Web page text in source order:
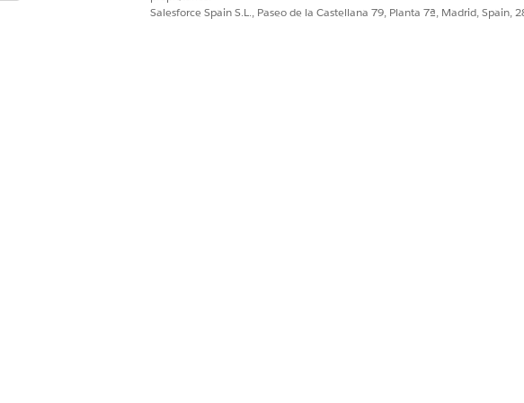
de configuración, active Agentforce y cree un nuevo agente Empleado Agentforce
Salesforce Spain S.L., Paseo de la Castellana 79, Planta 7ª, Madrid, Spain,